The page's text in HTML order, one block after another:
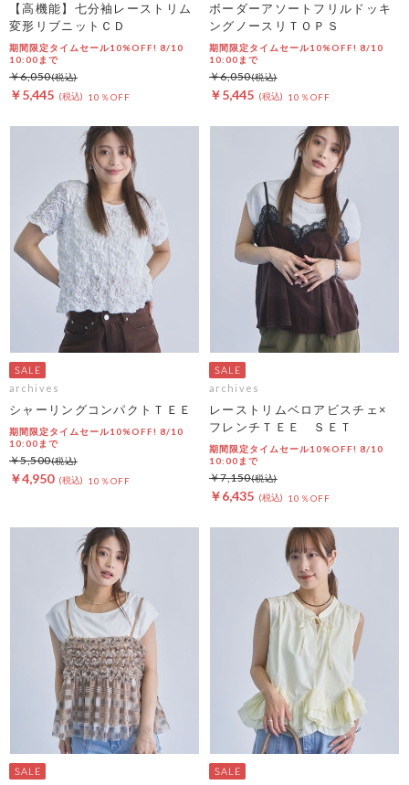
【高機能】七分袖レーストリム
変形リブニットＣＤ
期間限定タイムセール10%OFF! 8/10
10:00まで
￥5,445 10％OFF
￥6,050
ボーダーアソートフリルドッキ
ングノースリＴＯＰＳ
期間限定タイムセール10%OFF! 8/10
10:00まで
￥5,445 10％OFF
￥6,050
archives
シャーリングコンパクトＴＥＥ
期間限定タイムセール10%OFF! 8/10
10:00まで
￥4,950 10％OFF
￥5,500
archives
レーストリムベロアビスチェ×
フレンチＴＥＥ ＳＥＴ
期間限定タイムセール10%OFF! 8/10
10:00まで
￥6,435 10％OFF
￥7,150